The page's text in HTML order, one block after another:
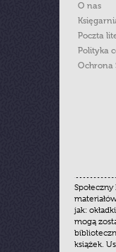
O nas
Poczta
Polityka
Ochrona
jak:
mogą
książek.